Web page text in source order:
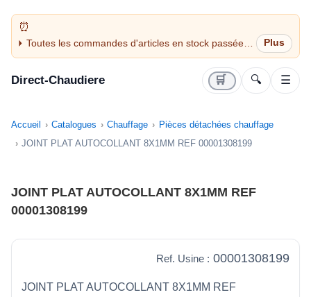
Toutes les commandes d'articles en stock passées
avant 14H sont expédiées le jour même (jours
Direct-Chaudiere 🛒 🔍 ☰
Accueil Catalogues Chauffage
Pièces détachées chauffage
JOINT PLAT AUTOCOLLANT 8X1MM REF 00001308199
JOINT PLAT AUTOCOLLANT 8X1MM REF
00001308199
Ref. Usine : 00001308199
JOINT PLAT AUTOCOLLANT 8X1MM REF